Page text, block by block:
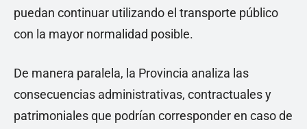
puedan continuar utilizando el transporte público
con la mayor normalidad posible.
De manera paralela, la Provincia analiza las
consecuencias administrativas, contractuales y
patrimoniales que podrían corresponder en caso de